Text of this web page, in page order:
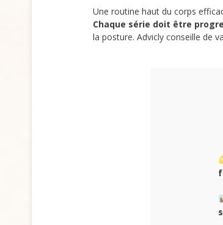
Une routine haut du corps
Chaque série doit être
la posture. Advicly conseille de